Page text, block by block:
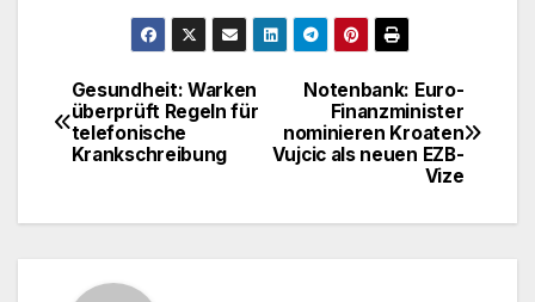
Beitragsnavigation
Notenbank: Euro-
Finanzminister
nominieren Kroaten
Vujcic als neuen EZB-
Vize
Gesundheit: Warken
überprüft Regeln für
telefonische
Krankschreibung